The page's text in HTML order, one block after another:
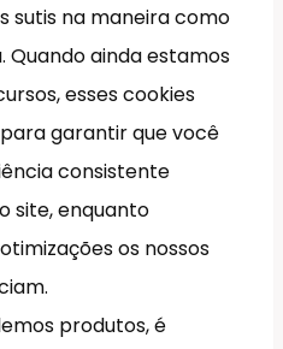
sutis na maneira como
Quando ainda estamos
esses cookies
garantir que você
consistente
site, enquanto
os nossos
produtos, é